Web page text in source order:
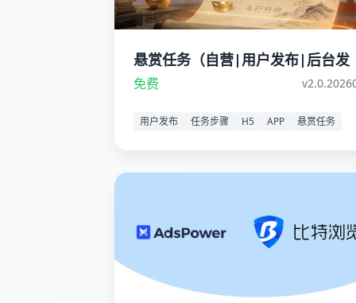
悬赏任务（自营|用户发布|后台发
布）
免费
用户发布 任务步骤 H5 APP 悬赏任务